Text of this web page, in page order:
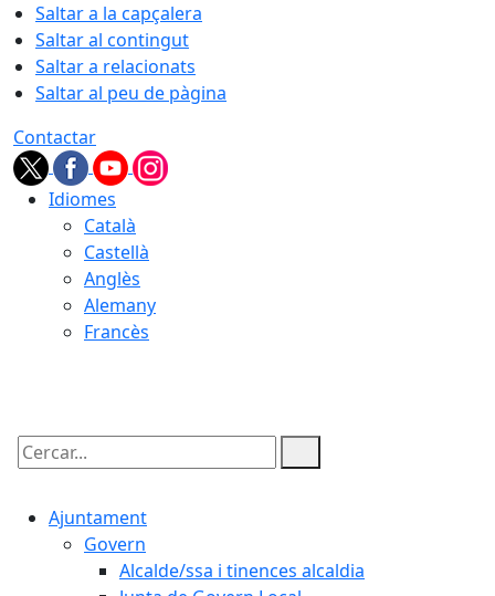
Saltar a la capçalera
Saltar al contingut
Saltar a relacionats
Saltar al peu de pàgina
Contactar
Idiomes
Català
Castellà
Anglès
Alemany
Francès
Cercar:
Ajuntament
Govern
Alcalde/ssa i tinences alcaldia